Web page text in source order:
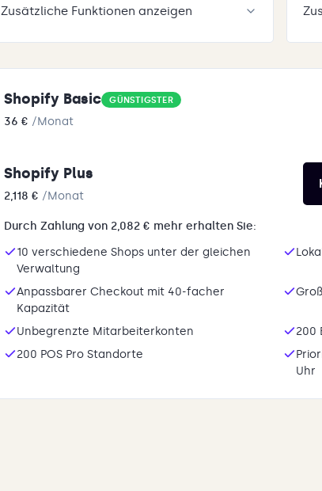
Zusätzliche Funktionen anzeigen
Shopify Basic GÜNSTIGSTER
36 € /Monat
Shopify Plus
2,118 € /Monat
Durch Zahlung von 2,082 € mehr erhalten Sie:
10 verschiedene Shops unter der gleichen
Verwaltung
Anpassbarer Checkout mit 40-facher
Kapazität
Unbegrenzte Mitarbeiterkonten
200
200 POS Pro Standorte
Uhr